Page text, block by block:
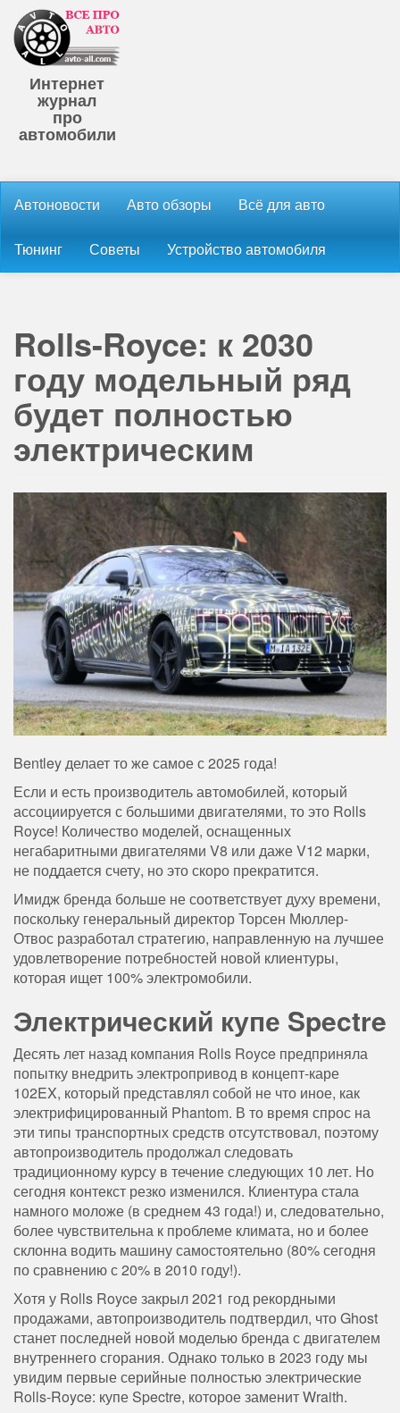
Интернет
журнал
про
автомобили
Автоновости Авто обзоры Всё для авто
Тюнинг Советы Устройство автомобиля
Rolls-Royce: к 2030
году модельный ряд
будет полностью
электрическим
Bentley делает то же самое с 2025 года!
Если и есть производитель автомобилей, который
ассоциируется с большими двигателями, то это Rolls
Royce! Количество моделей, оснащенных
негабаритными двигателями V8 или даже V12 марки,
не поддается счету, но это скоро прекратится.
Имидж бренда больше не соответствует духу времени,
поскольку генеральный директор Торсен Мюллер-
Отвос разработал стратегию, направленную на лучшее
удовлетворение потребностей новой клиентуры,
которая ищет 100% электромобили.
Электрический купе Spectre
Десять лет назад компания Rolls Royce предприняла
попытку внедрить электропривод в концепт-каре
102EX, который представлял собой не что иное, как
электрифицированный Phantom. В то время спрос на
эти типы транспортных средств отсутствовал, поэтому
автопроизводитель продолжал следовать
традиционному курсу в течение следующих 10 лет. Но
сегодня контекст резко изменился. Клиентура стала
намного моложе (в среднем 43 года!) и, следовательно,
более чувствительна к проблеме климата, но и более
склонна водить машину самостоятельно (80% сегодня
по сравнению с 20% в 2010 году!).
Хотя у Rolls Royce закрыл 2021 год рекордными
продажами, автопроизводитель подтвердил, что Ghost
станет последней новой моделью бренда с двигателем
внутреннего сгорания. Однако только в 2023 году мы
увидим первые серийные полностью электрические
Rolls-Royce: купе Spectre, которое заменит Wraith.